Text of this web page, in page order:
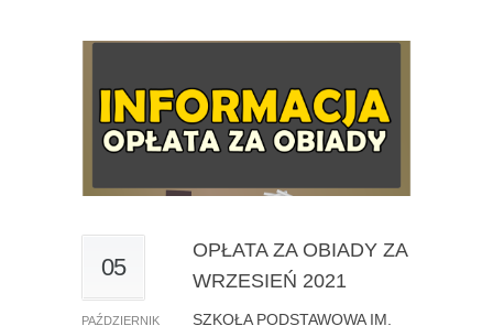
05
PAŹDZIERNIK
OPŁATA ZA OBIADY ZA
WRZESIEŃ 2021
SZKOŁA PODSTAWOWA IM.